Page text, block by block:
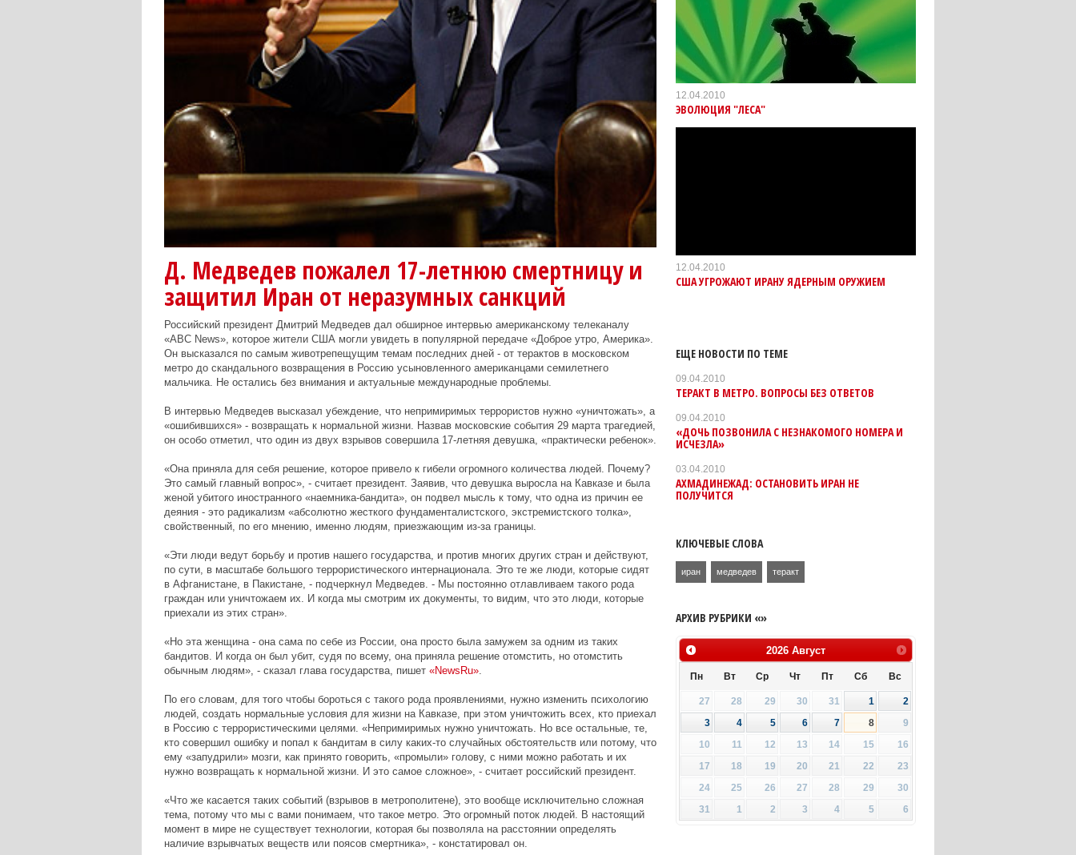
Д. Медведев пожалел 17-летнюю смертницу и
защитил Иран от неразумных санкций
Российский президент Дмитрий Медведев дал обширное интервью американскому телеканалу
«ABC News», которое жители США могли увидеть в популярной передаче «Доброе утро, Америка».
Он высказался по самым животрепещущим темам последних дней - от терактов в московском
метро до скандального возвращения в Россию усыновленного американцами семилетнего
мальчика. Не остались без внимания и актуальные международные проблемы.
В интервью Медведев высказал убеждение, что непримиримых террористов нужно «уничтожать», а
«ошибившихся» - возвращать к нормальной жизни. Назвав московские события 29 марта трагедией,
он особо отметил, что один из двух взрывов совершила 17-летняя девушка, «практически ребенок».
«Она приняла для себя решение, которое привело к гибели огромного количества людей. Почему?
Это самый главный вопрос», - считает президент. Заявив, что девушка выросла на Кавказе и была
женой убитого иностранного «наемника-бандита», он подвел мысль к тому, что одна из причин ее
деяния - это радикализм «абсолютно жесткого фундаменталистского, экстремистского толка»,
свойственный, по его мнению, именно людям, приезжающим из-за границы.
«Эти люди ведут борьбу и против нашего государства, и против многих других стран и действуют,
по сути, в масштабе большого террористического интернационала. Это те же люди, которые сидят
в Афганистане, в Пакистане, - подчеркнул Медведев. - Мы постоянно отлавливаем такого рода
граждан или уничтожаем их. И когда мы смотрим их документы, то видим, что это люди, которые
приехали из этих стран».
«Но эта женщина - она сама по себе из России, она просто была замужем за одним из таких
бандитов. И когда он был убит, судя по всему, она приняла решение отомстить, но отомстить
обычным людям», - сказал глава государства, пишет «NewsRu».
По его словам, для того чтобы бороться с такого рода проявлениями, нужно изменить психологию
людей, создать нормальные условия для жизни на Кавказе, при этом уничтожить всех, кто приехал
в Россию с террористическими целями. «Непримиримых нужно уничтожать. Но все остальные, те,
кто совершил ошибку и попал к бандитам в силу каких-то случайных обстоятельств или потому, что
ему «запудрили» мозги, как принято говорить, «промыли» голову, с ними можно работать и их
нужно возвращать к нормальной жизни. И это самое сложное», - считает российский президент.
«Что же касается таких событий (взрывов в метрополитене), это вообще исключительно сложная
тема, потому что мы с вами понимаем, что такое метро. Это огромный поток людей. В настоящий
момент в мире не существует технологии, которая бы позволяла на расстоянии определять
наличие взрывчатых веществ или поясов смертника», - констатировал он.
12.04.2010
ЭВОЛЮЦИЯ "ЛЕСА"
12.04.2010
США УГРОЖАЮТ ИРАНУ ЯДЕРНЫМ ОРУЖИЕМ
ЕЩЕ НОВОСТИ ПО ТЕМЕ
09.04.2010
ТЕРАКТ В МЕТРО. ВОПРОСЫ БЕЗ ОТВЕТОВ
09.04.2010
«ДОЧЬ ПОЗВОНИЛА С НЕЗНАКОМОГО НОМЕРА И
ИСЧЕЗЛА»
03.04.2010
АХМАДИНЕЖАД: ОСТАНОВИТЬ ИРАН НЕ
ПОЛУЧИТСЯ
КЛЮЧЕВЫЕ СЛОВА
иран медведев теракт
АРХИВ РУБРИКИ «»
2026 Август
Пн Вт Ср Чт Пт Сб Вс
27 28 29 30 31 1
2
3
4 5 6 7 8
9
10
11 12 13 14 15
16
17
18 19 20 21 22
23
24
25 26 27 28 29
30
31
1 2 3 4 5 6